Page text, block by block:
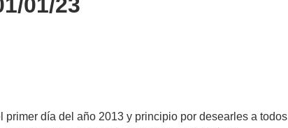
día del año 2013 y principio por desearles a todos